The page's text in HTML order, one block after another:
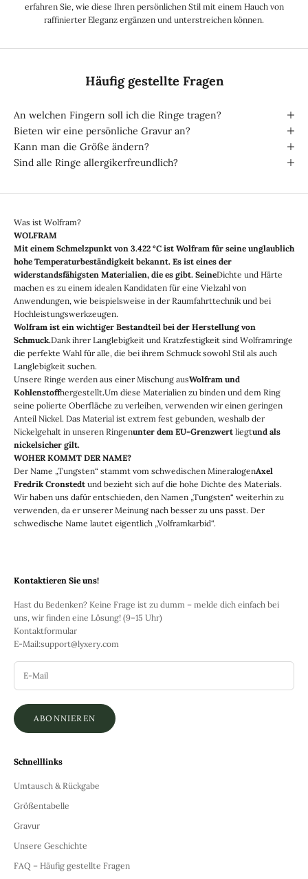
erfahren Sie, wie diese Ihren persönlichen Stil mit einem Hauch von
raffinierter Eleganz ergänzen und unterstreichen können.
Häufig gestellte Fragen
An welchen Fingern soll ich die Ringe tragen?
Bieten wir eine persönliche Gravur an?
Kann man die Größe ändern?
Sind alle Ringe allergikerfreundlich?
Was ist Wolfram?
WOLFRAM
Mit einem Schmelzpunkt von 3.422 °C ist Wolfram für seine unglaublich
hohe Temperaturbeständigkeit bekannt. Es ist eines der
widerstandsfähigsten Materialien, die es gibt. SeineDichte und Härte
machen es zu einem idealen Kandidaten für eine Vielzahl von
Anwendungen, wie beispielsweise in der Raumfahrttechnik und bei
Hochleistungswerkzeugen.
Wolfram ist ein wichtiger Bestandteil bei der Herstellung von
Schmuck.Dank ihrer Langlebigkeit und Kratzfestigkeit sind Wolframringe
die perfekte Wahl für alle, die bei ihrem Schmuck sowohl Stil als auch
Langlebigkeit suchen.
Unsere Ringe werden aus einer Mischung ausWolfram und
Kohlenstoffhergestellt.Um diese Materialien zu binden und dem Ring
seine polierte Oberfläche zu verleihen, verwenden wir einen geringen
Anteil Nickel. Das Material ist extrem fest gebunden, weshalb der
Nickelgehalt in unseren Ringenunter dem EU-Grenzwert liegtund als
nickelsicher gilt.
WOHER KOMMT DER NAME?
Der Name „Tungsten“ stammt vom schwedischen MineralogenAxel
Fredrik Cronstedt und bezieht sich auf die hohe Dichte des Materials.
Wir haben uns dafür entschieden, den Namen „Tungsten“ weiterhin zu
verwenden, da er unserer Meinung nach besser zu uns passt. Der
schwedische Name lautet eigentlich „Volframkarbid“.
Kontaktieren Sie uns!
Hast du Bedenken? Keine Frage ist zu dumm – melde dich einfach bei
uns, wir finden eine Lösung! (9–15 Uhr)
Kontaktformular
E-Mail:support@lyxery.com
ABONNIEREN
Schnelllinks
Umtausch & Rückgabe
Größentabelle
Gravur
Unsere Geschichte
FAQ – Häufig gestellte Fragen